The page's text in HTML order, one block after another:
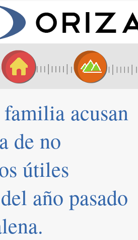
familia acusan
de no
útiles
año pasado